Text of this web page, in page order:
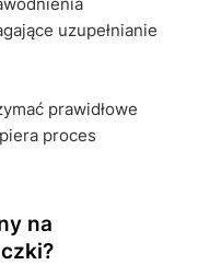
uzupełnianie
prawidłowe
proces
na